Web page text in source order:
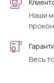
Наши
Весь